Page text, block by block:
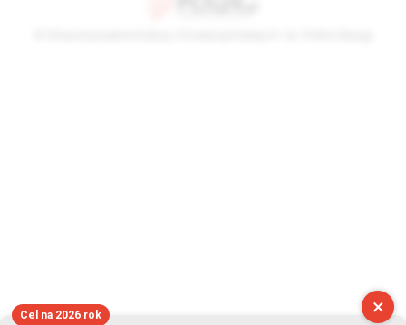
×
Cel na 2026 rok